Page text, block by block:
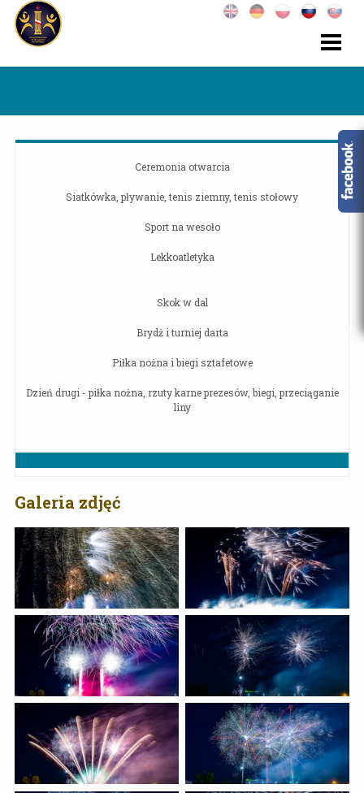
Ceremonia otwarcia
Siatkówka, pływanie, tenis ziemny, tenis stołowy
Sport na wesoło
Lekkoatletyka
Skok w dal
Brydż i turniej darta
Piłka nożna i biegi sztafetowe
Dzień drugi - piłka nożna, rzuty karne prezesów, biegi, przeciąganie
liny
Galeria zdjęć